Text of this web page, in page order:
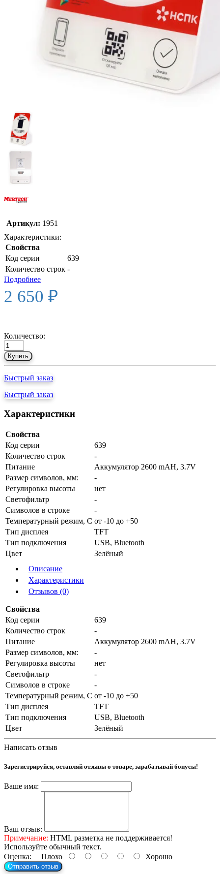
Артикул: 1951
Характеристики:
Свойства
Код серии
639
Количество строк -
Подробнее
2 650 ₽
Количество:
Купить
Быстрый заказ
Быстрый заказ
Характеристики
Свойства
Код серии
639
Количество строк
-
Питание
Аккумулятор 2600 mAH, 3.7V
Размер символов, мм:
-
Регулировка высоты
нет
Светофильтр
-
Символов в строке
-
Температурный режим, С от -10 до +50
Тип дисплея
TFT
Тип подключения
USB, Bluetooth
Цвет
Зелёный
Описание
Характеристики
Отзывов (0)
Свойства
Код серии
639
Количество строк
-
Питание
Аккумулятор 2600 mAH, 3.7V
Размер символов, мм:
-
Регулировка высоты
нет
Светофильтр
-
Символов в строке
-
Температурный режим, С от -10 до +50
Тип дисплея
TFT
Тип подключения
USB, Bluetooth
Цвет
Зелёный
Написать отзыв
Зарегистрируйся, оставляй отзывы о товаре, зарабатывай бонусы!
Ваше имя:
Ваш отзыв:
Примечание: HTML разметка не поддерживается!
Используйте обычный текст.
Оценка: Плохо Хорошо
Отправить отзыв